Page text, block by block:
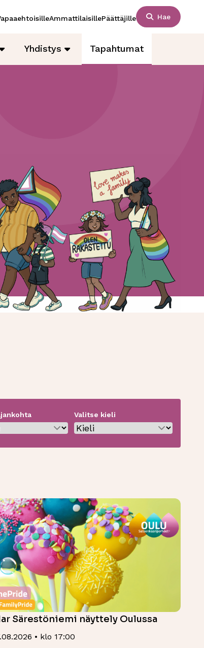
AmmattilaisillePäättäjille Hae
Yhdistys Tapahtumat
Valitse kieli
Särestöniemi näyttely Oulussa
• klo 17:00